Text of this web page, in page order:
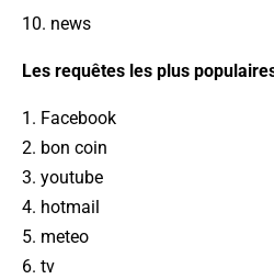
10. news
Les requêtes les plus
1. Facebook
2. bon coin
3. youtube
4. hotmail
5. meteo
6. tv